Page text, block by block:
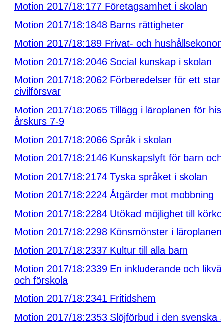
Motion 2017/18:177 Företagsamhet i skolan
Motion 2017/18:1848 Barns rättigheter
Motion 2017/18:189 Privat- och
Motion 2017/18:2046 Social kunskap i skolan
Motion 2017/18:2062 Förberedelser för ett
civilförsvar
Motion 2017/18:2065 Tillägg i läroplanen för
årskurs 7-9
Motion 2017/18:2066 Språk i skolan
Motion 2017/18:2146 Kunskapslyft för barn
Motion 2017/18:2174 Tyska språket i skolan
Motion 2017/18:2224 Åtgärder mot mobbning
Motion 2017/18:2284 Utökad möjlighet till
Motion 2017/18:2298 Könsmönster i läroplanen
Motion 2017/18:2337 Kultur till alla barn
Motion 2017/18:2339 En inkluderande och
och förskola
Motion 2017/18:2341 Fritidshem
Motion 2017/18:2353 Slöjförbud i den svenska